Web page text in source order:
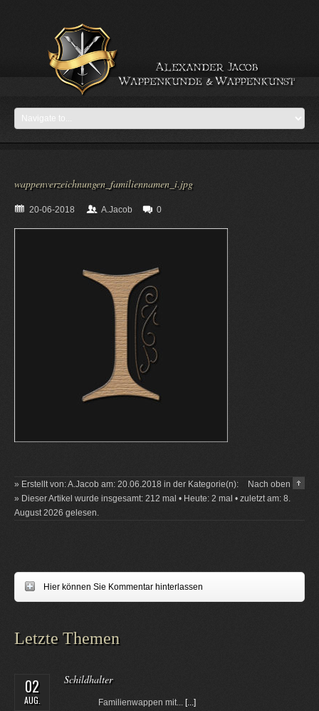
wappenverzeichnungen_familiennamen_i.jpg
20-06-2018 A.Jacob 0
Nach oben
» Erstellt von: A.Jacob am: 20.06.2018 in der Kategorie(n):
» Dieser Artikel wurde insgesamt: 212 mal • Heute: 2 mal • zuletzt am: 8.
August 2026 gelesen.
Hier können Sie Kommentar hinterlassen
Letzte Themen
02
AUG.
Schildhalter
Familienwappen mit... [...]